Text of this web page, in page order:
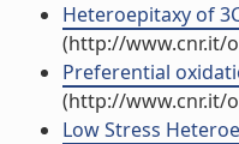
Heteroepitaxy of
(http://www.cnr.it/
Preferential
(http://www.cnr.it/
Low Stress